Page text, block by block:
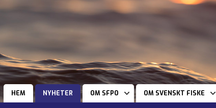
HEM NYHETER OM SFPO OM SVENSKT FISKE